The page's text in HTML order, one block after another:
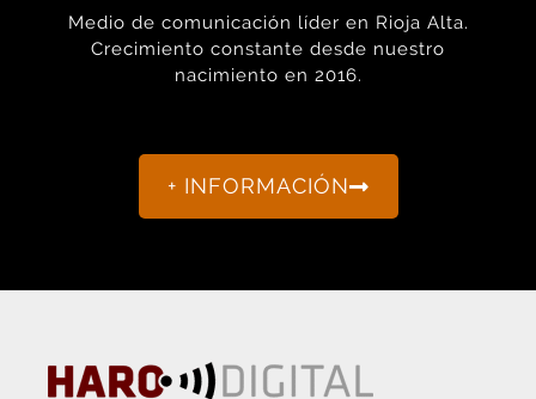
Medio de comunicación líder en Rioja Alta.
Crecimiento constante desde nuestro
nacimiento en 2016.
+ INFORMACIÓN